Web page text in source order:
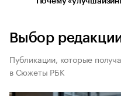
Выбор
Публикации, которые
в Сюжеты РБК